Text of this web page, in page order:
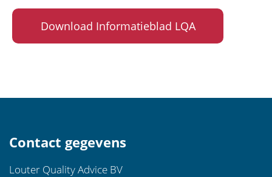
Download Informatieblad LQA
Contact gegevens
Louter Quality Advice BV